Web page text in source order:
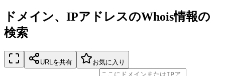
ドメイン、IPアドレスのWhois情報の
検索
URLを共有 お気に入り